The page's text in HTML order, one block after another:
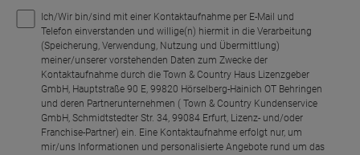
Ich/Wir bin/sind mit einer Kontaktaufnahme per E-Mail und
Telefon einverstanden und willige(n) hiermit in die Verarbeitung
(Speicherung, Verwendung, Nutzung und Übermittlung)
meiner/unserer vorstehenden Daten zum Zwecke der
Kontaktaufnahme durch die Town & Country Haus Lizenzgeber
GmbH, Hauptstraße 90 E, 99820 Hörselberg-Hainich OT Behringen
und deren Partnerunternehmen ( Town & Country Kundenservice
GmbH, Schmidtstedter Str. 34, 99084 Erfurt, Lizenz- und/oder
Franchise-Partner) ein. Eine Kontaktaufnahme erfolgt nur, um
mir/uns Informationen und personalisierte Angebote rund um das